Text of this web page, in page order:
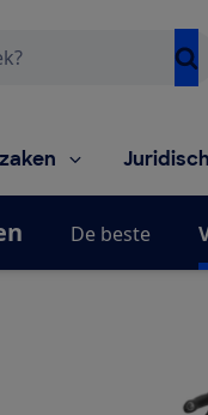
De beste